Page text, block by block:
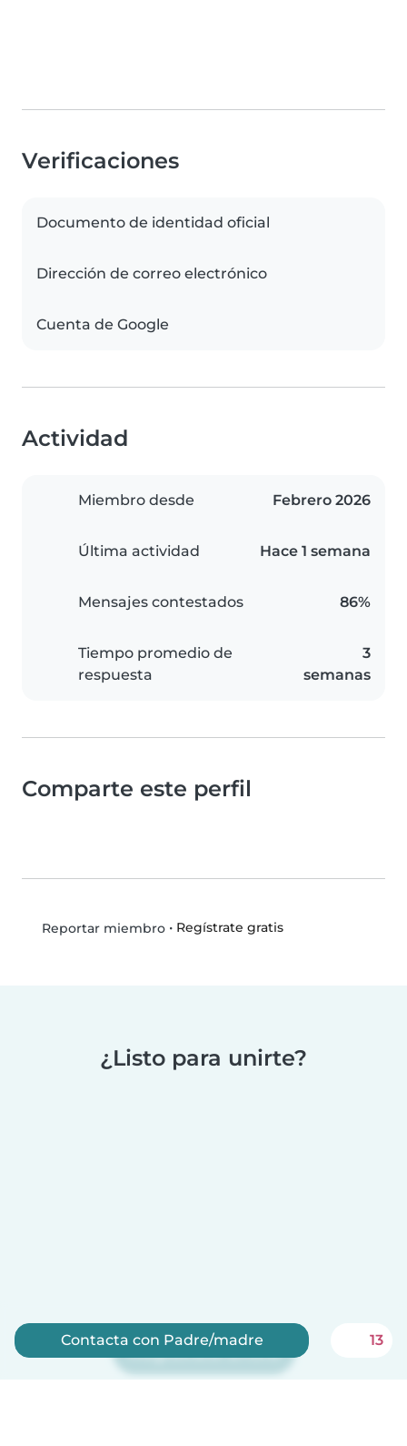
Verificaciones
Documento de identidad oficial
Dirección de correo electrónico
Cuenta de Google
Actividad
Miembro desde Febrero 2026
Última actividad Hace 1 semana
Mensajes contestados 86%
Tiempo promedio de
respuesta
3
semanas
Comparte este perfil
Reportar miembro• Regístrate gratis
¿Listo para unirte?
Regístrate ahora
Contacta con Padre/madre 13